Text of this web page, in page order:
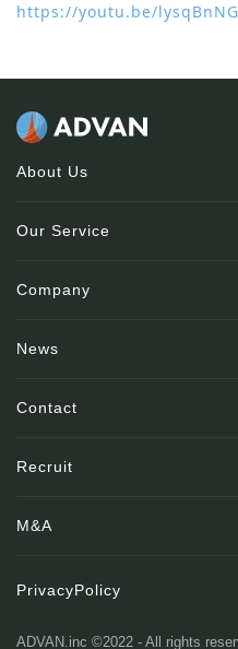
https://youtu.be/
About Us
Our Service
Company
News
Contact
Recruit
M&A
PrivacyPolicy
ADVAN.inc ©2022 - All rights